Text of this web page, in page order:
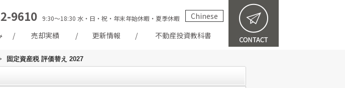
9610 9:30～18:30 水・日・祝・年末年始休暇・夏季休暇
Chinese
売却実績 更新情報 不動産投資教科書
固定資産税 評価替え 2027